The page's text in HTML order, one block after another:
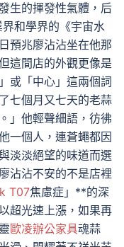
生的揮發性氣體，后
和學界的《宇宙水
預兆廖沾沾坐在他那
這間店的外觀更像是
或「中心」這兩個詞
七個月又七天的老蒜
」他輕聲細語，彷彿
一個人，連蒼蠅都因
淡淡絕望的味道而選
沾沾不安的不是店裡
T07焦慮症」**的深
超光速上漲，如果再
歐凌辦公家具魂蒜